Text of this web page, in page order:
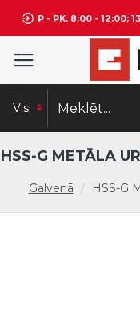
P - PK. 8:00 - 12:00;
Visi
Galvenā HSS-G
HSS-G METĀLA